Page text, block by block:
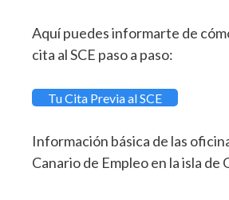
Aquí puedes informarte de
cita al SCE paso a paso:
Tu Cita Previa al SCE
Información básica de las
Canario de Empleo en la isla de